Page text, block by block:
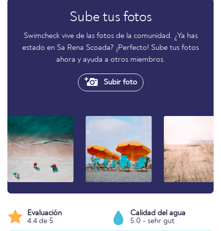
Sube tus fotos
Swimcheck vive de las fotos de la comunidad. ¿Ya has
estado en Sa Rena Scoada? ¡Perfecto! Sube tus fotos
ahora y ayuda a otros miembros.
Subir foto
Evaluación
4.4 de 5
Calidad del agua
5.0 - sehr gut